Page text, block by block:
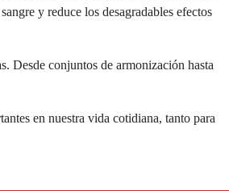
y reduce los desagradables efectos
Desde conjuntos de armonización hasta
en nuestra vida cotidiana, tanto para